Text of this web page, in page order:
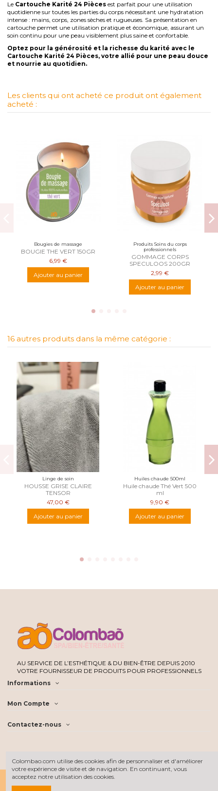
Le Cartouche Karité 24 Pièces est parfait pour une utilisation
quotidienne sur toutes les parties du corps nécessitant une hydratation
intense : mains, corps, zones sèches et rugueuses. Sa présentation en
cartouche permet une utilisation pratique et économique, assurant un
soin continu pour une peau visiblement plus saine et confortable.
Optez pour la générosité et la richesse du karité avec le
Cartouche Karité 24 Pièces, votre allié pour une peau douce
et nourrie au quotidien.
Les clients qui ont acheté ce produit ont également
acheté :
Bougies de massage
BOUGIE THE VERT 150GR
6,99 €
Ajouter au panier
Produits Soins du corps
professionnels
GOMMAGE CORPS
SPECULOOS 200GR
2,99 €
Ajouter au panier
16 autres produits dans la même catégorie :
Linge de soin
HOUSSE GRISE CLAIRE
TENSOR
47,00 €
Ajouter au panier
Huiles chaude 500ml
Huile chaude Thé Vert 500
ml
9,90 €
Ajouter au panier
AU SERVICE DE L’ESTHÉTIQUE & DU BIEN-ÊTRE DEPUIS 2010
VOTRE FOURNISSEUR DE PRODUITS POUR PROFESSIONNELS
Informations
Mon Compte
Contactez-nous
Colombao.com utilise des cookies afin de personnaliser et d'améliorer
votre expérience de visite et de navigation. En continuant, vous
acceptez notre utilisation des cookies.